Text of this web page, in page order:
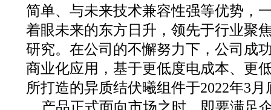
简单、与未来技术兼容性强等优势，
着眼未来的东方日升，领先于行业聚
研究。在公司的不懈努力下，公司成
商业化应用，基于更低度电成本、更
所打造的异质结伏曦组件于2022年3
产品正式面向市场之时，即要满足